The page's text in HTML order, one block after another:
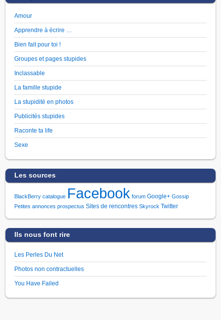
Amour
Apprendre à écrire …
Bien fait pour toi !
Groupes et pages stupides
Inclassable
La famille stupide
La stupidité en photos
Publicités stupides
Raconte ta life
Sexe
Les sources
BlackBerry catalogue Facebook forum Google+ Gossip
Petites annonces prospectus Sites de rencontres Skyrock Twitter
Ils nous font rire
Les Perles Du Net
Photos non contractuelles
You Have Failed